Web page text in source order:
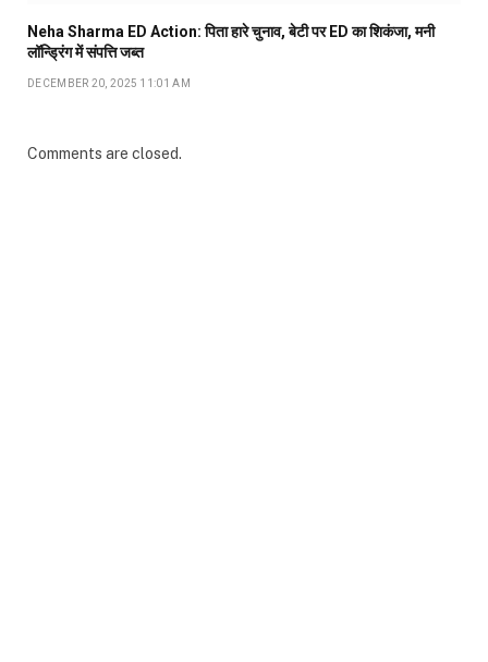
Neha Sharma ED Action: पिता हारे चुनाव, बेटी पर ED का शिकंजा, मनी
लॉन्ड्रिंग में संपत्ति जब्त
DECEMBER 20, 2025 11:01 AM
Comments are closed.